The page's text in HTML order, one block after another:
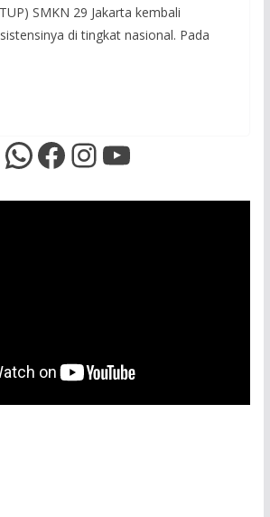
SMKN 29 Jakarta kembali
di tingkat nasional. Pada
WhatsApp Facebook InstagramYouTube